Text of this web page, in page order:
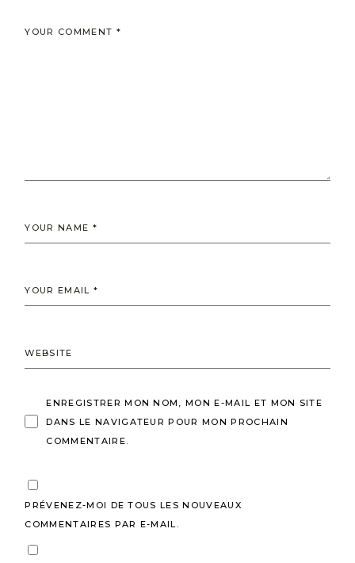
ENREGISTRER MON NOM, MON E-MAIL ET MON SITE
DANS LE NAVIGATEUR POUR MON PROCHAIN
COMMENTAIRE.
PRÉVENEZ-MOI DE TOUS LES NOUVEAUX
COMMENTAIRES PAR E-MAIL.